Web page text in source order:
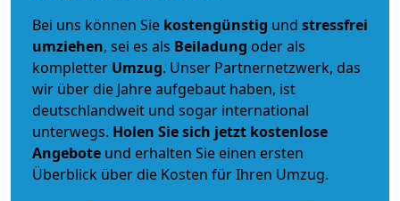
Bei uns können Sie kostengünstig und stressfrei
umziehen, sei es als Beiladung oder als
kompletter Umzug. Unser Partnernetzwerk, das
wir über die Jahre aufgebaut haben, ist
deutschlandweit und sogar international
unterwegs. Holen Sie sich jetzt kostenlose
Angebote und erhalten Sie einen ersten
Überblick über die Kosten für Ihren Umzug.